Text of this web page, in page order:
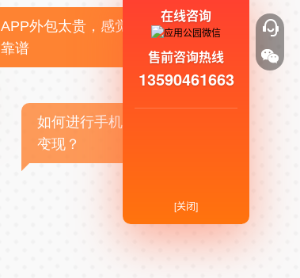
APP外包太贵，感觉不
靠谱
如何进行手机APP商业
变现？
在线咨询
售前咨询热线
13590461663
[关闭]